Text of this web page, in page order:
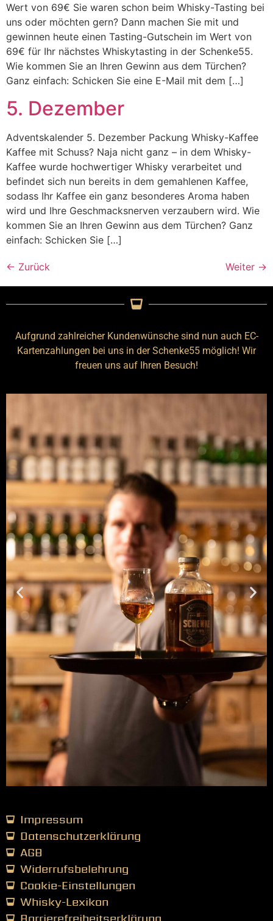
Wert von 69€ Sie waren schon beim Whisky-Tasting bei
uns oder möchten gern? Dann machen Sie mit und
gewinnen heute einen Tasting-Gutschein im Wert von
69€ für Ihr nächstes Whiskytasting in der Schenke55.
Wie kommen Sie an Ihren Gewinn aus dem Türchen?
Ganz einfach: Schicken Sie eine E-Mail mit dem […]
5. Dezember
Adventskalender 5. Dezember Packung Whisky-Kaffee
Kaffee mit Schuss? Naja nicht ganz – in dem Whisky-
Kaffee wurde hochwertiger Whisky verarbeitet und
befindet sich nun bereits in dem gemahlenen Kaffee,
sodass Ihr Kaffee ein ganz besonderes Aroma haben
wird und Ihre Geschmacksnerven verzaubern wird. Wie
kommen Sie an Ihren Gewinn aus dem Türchen? Ganz
einfach: Schicken Sie […]
← Zurück Weiter →
Aufgrund zahlreicher Kundenwünsche sind nun auch EC-
Kartenzahlungen bei uns in der Schenke55 möglich! Wir
freuen uns auf Ihren Besuch!
Impressum
Datenschutzerklärung
AGB
Widerrufsbelehrung
Cookie-Einstellungen
Whisky-Lexikon